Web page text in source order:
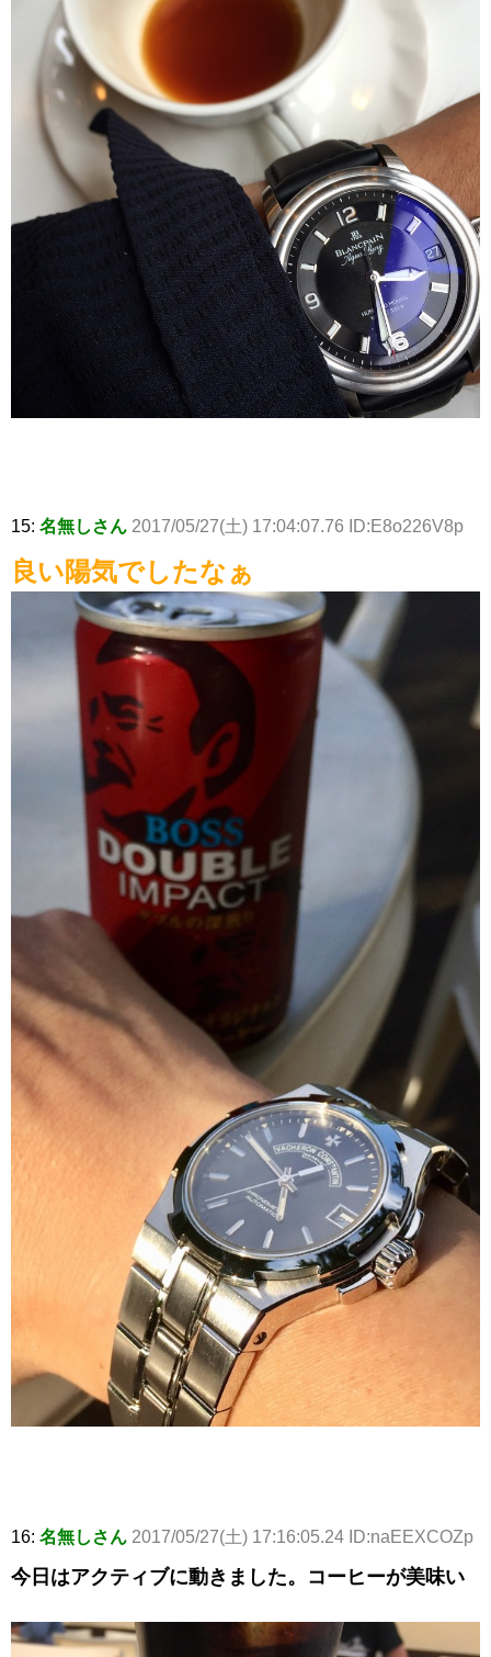
15: 名無しさん 2017/05/27(土) 17:04:07.76 ID:E8o226V8p
良い陽気でしたなぁ
16: 名無しさん 2017/05/27(土) 17:16:05.24 ID:naEEXCOZp
今日はアクティブに動きました。コーヒーが美味い